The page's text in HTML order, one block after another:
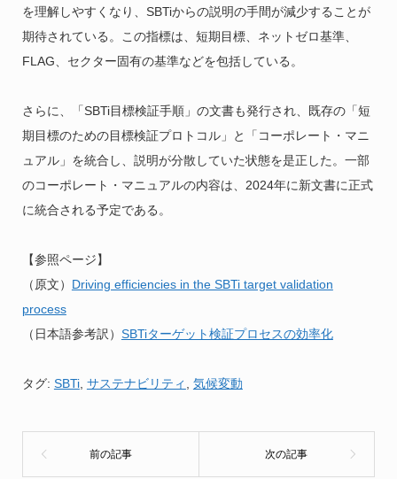
を理解しやすくなり、SBTiからの説明の手間が減少することが
期待されている。この指標は、短期目標、ネットゼロ基準、
FLAG、セクター固有の基準などを包括している。
さらに、「SBTi目標検証手順」の文書も発行され、既存の「短
期目標のための目標検証プロトコル」と「コーポレート・マニ
ュアル」を統合し、説明が分散していた状態を是正した。一部
のコーポレート・マニュアルの内容は、2024年に新文書に正式
に統合される予定である。
【参照ページ】
（原文） Driving efficiencies in the SBTi target validation
process
（日本語参考訳） SBTiターゲット検証プロセスの効率化
タグ: SBTi, サステナビリティ 気候変動